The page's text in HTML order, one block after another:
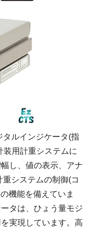
タルインジケータ(指
装用計重システムに
し、値の表示、アナ
システムの制御(コ
機能を備えていま
タは、ひょう量モジ
実現しています。高